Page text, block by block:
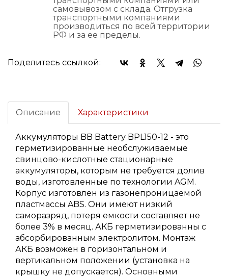
самовывозом с склада. Отгрузка
транспортными компаниями
производиться по всей территории
РФ и за ее пределы.
Поделитесь ссылкой:
Описание Характеристики
Аккумуляторы BB Battery BPL150-12 - это
герметизированные необслуживаемые
свинцово-кислотные стационарные
аккумуляторы, которым не требуется долив
воды, изготовленные по технологии AGM.
Корпус изготовлен из газонепроницаемой
пластмассы ABS. Они имеют низкий
саморазряд, потеря емкости составляет не
более 3% в месяц. АКБ герметизированны с
абсорбированным электролитом. Монтаж
АКБ возможен в горизонтальном и
вертикальном положении (установка на
крышку не допускается). Основными